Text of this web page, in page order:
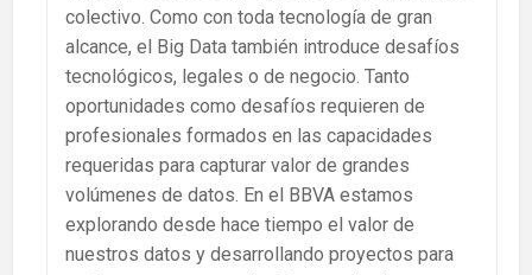
colectivo. Como con toda tecnología de gran
alcance, el Big Data también introduce desafíos
tecnológicos, legales o de negocio. Tanto
oportunidades como desafíos requieren de
profesionales formados en las capacidades
requeridas para capturar valor de grandes
volúmenes de datos. En el BBVA estamos
explorando desde hace tiempo el valor de
nuestros datos y desarrollando proyectos para